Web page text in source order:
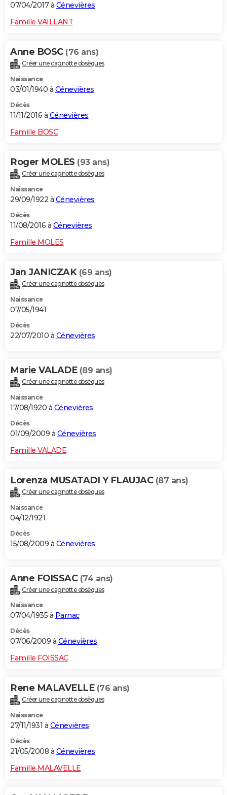
07/04/2017 à Cénevières
Famille VAILLANT
Anne BOSC (76 ans)
Créer une cagnotte obsèques
Naissance
03/01/1940 à Cénevières
Décès
11/11/2016 à Cénevières
Famille BOSC
Roger MOLES (93 ans)
Créer une cagnotte obsèques
Naissance
29/09/1922 à Cénevières
Décès
11/08/2016 à Cénevières
Famille MOLES
Jan JANICZAK (69 ans)
Créer une cagnotte obsèques
Naissance
07/05/1941
Décès
22/07/2010 à Cénevières
Marie VALADE (89 ans)
Créer une cagnotte obsèques
Naissance
17/08/1920 à Cénevières
Décès
01/09/2009 à Cénevières
Famille VALADE
Lorenza MUSATADI Y FLAUJAC (87 ans)
Créer une cagnotte obsèques
Naissance
04/12/1921
Décès
15/08/2009 à Cénevières
Anne FOISSAC (74 ans)
Créer une cagnotte obsèques
Naissance
07/04/1935 à Parnac
Décès
07/06/2009 à Cénevières
Famille FOISSAC
Rene MALAVELLE (76 ans)
Créer une cagnotte obsèques
Naissance
27/11/1931 à Cénevières
Décès
21/05/2008 à Cénevières
Famille MALAVELLE